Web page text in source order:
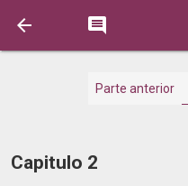
 
Parte anterior
Capitulo 2